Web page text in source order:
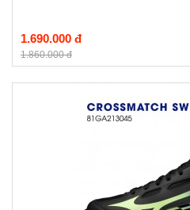
1.690.000 đ
1.860.000 đ